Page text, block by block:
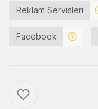
Reklam Servisleri
Facebook